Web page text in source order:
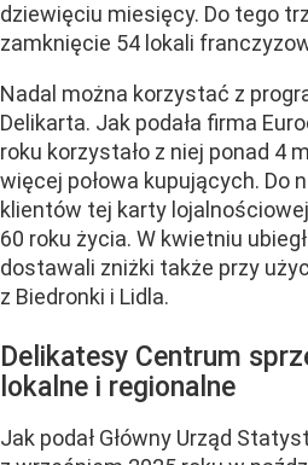
dziewięciu miesięcy. Do tego
zamknięcie 54 lokali
Nadal można korzystać z
Delikarta. Jak podała firma
roku korzystało z niej ponad 4
więcej połowa kupujących. Do
klientów tej karty
60 roku życia. W kwietniu
dostawali zniżki także przy
z Biedronki i Lidla.
Delikatesy Centrum
lokalne i regionalne
Jak podał Główny Urząd